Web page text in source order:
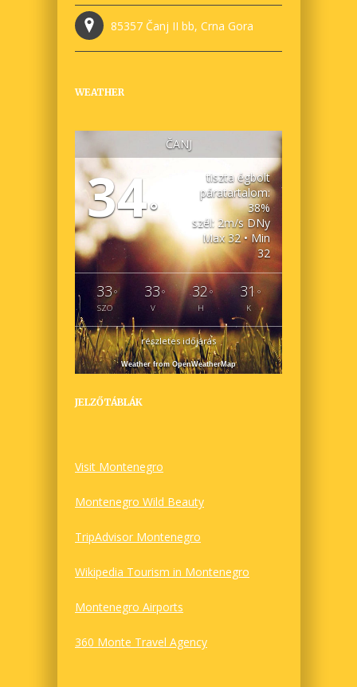
85357 Čanj II bb, Crna Gora
WEATHER
ČANJ
34°
tiszta égbolt
páratartalom:
38%
szél: 2m/s DNy
Max 32 • Min
32
33 °
SZO
33°
V
32°
H
31°
K
részletes időjárás
Weather from OpenWeatherMap
JELZŐTÁBLÁK
Visit Montenegro
Montenegro Wild Beauty
TripAdvisor Montenegro
Wikipedia Tourism in Montenegro
Montenegro Airports
360 Monte Travel Agency